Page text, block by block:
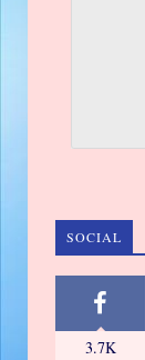
SOCIAL
3.7K